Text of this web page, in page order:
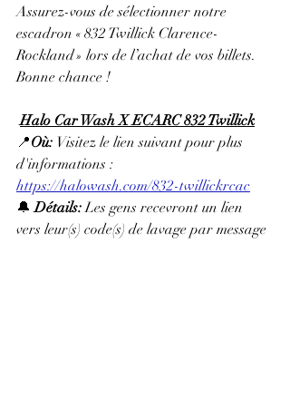
Assurez-vous de sélectionner notre
escadron « 832 Twillick Clarence-
Rockland » lors de l’achat de vos billets.
Bonne chance !
Halo Car Wash X ECARC 832 Twillick
📍Où: Visitez le lien suivant pour plus
d'informations :
https://halowash.com/832-twillickrcac
🔔 Détails: Les gens recevront un lien
vers leur(s) code(s) de lavage par message